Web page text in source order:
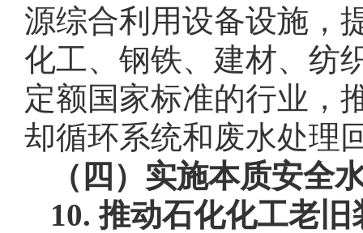
源综合利用设备设施，
化工、钢铁、建材、纺
定额国家标准的行业，
却循环系统和废水处理
（四）实施本质安全
10. 推动石化化工老